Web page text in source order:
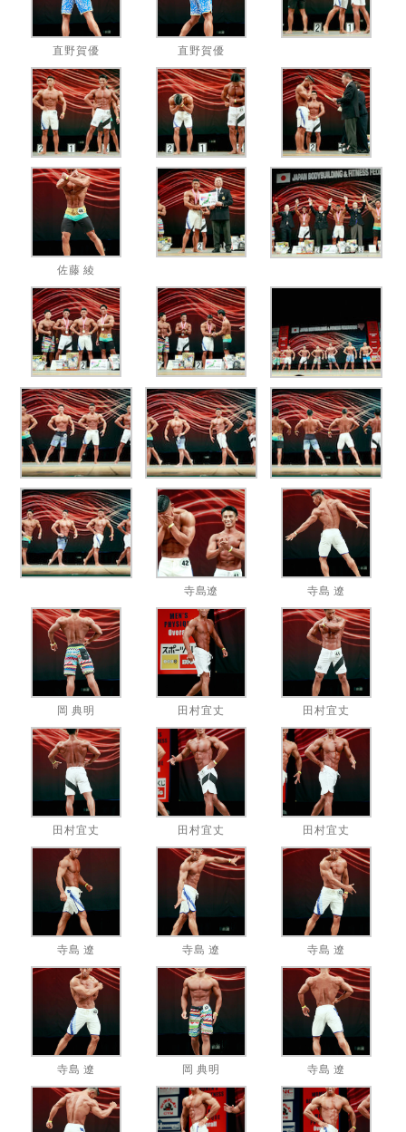
直野賀優 直野賀優
佐藤 綾
寺島遼 寺島 遼
岡 典明 田村宜丈 田村宜丈
田村宜丈 田村宜丈 田村宜丈
寺島 遼 寺島 遼 寺島 遼
寺島 遼 岡 典明 寺島 遼